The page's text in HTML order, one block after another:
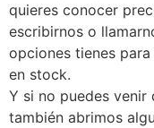
quieres conocer
escribirnos o
opciones tienes
en stock.
Y si no puedes venir
también abrimos